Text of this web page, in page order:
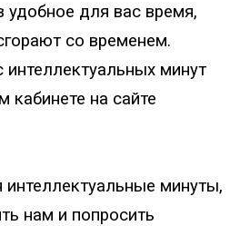
удобное для вас время,
со временем.
минут
на сайте
минуты,
нам и попросить